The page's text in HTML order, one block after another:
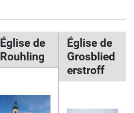
Église de
Rouhling
Église de
Grosblied
erstroff